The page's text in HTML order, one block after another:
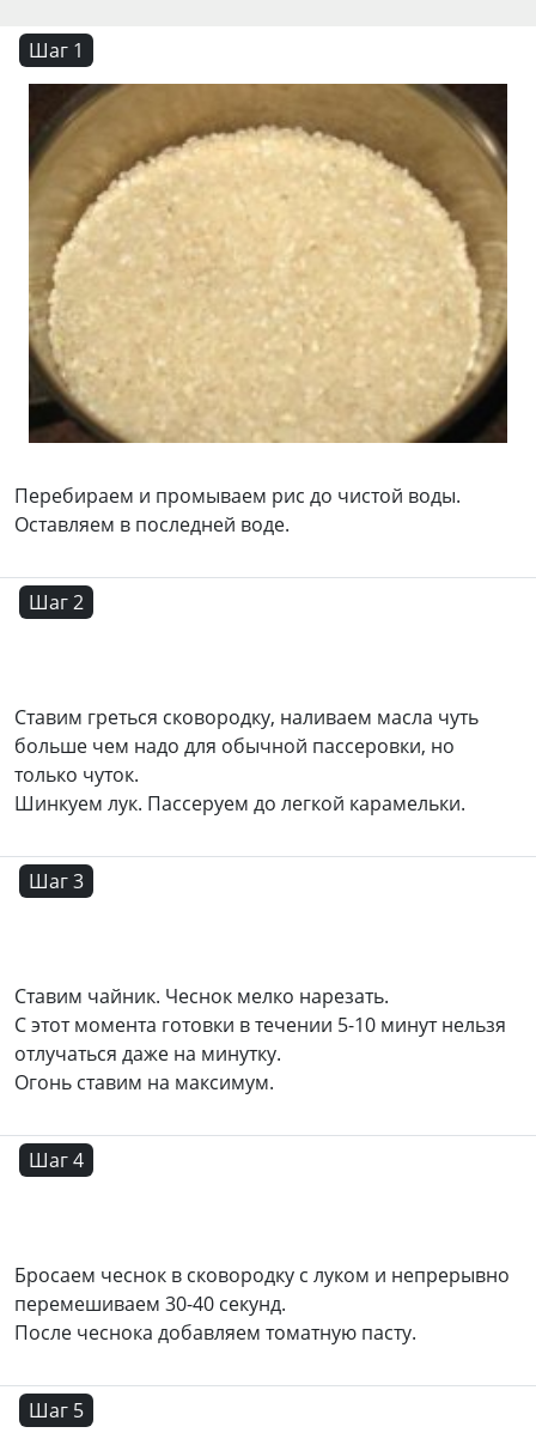
Шаг 1
Перебираем и промываем рис до чистой воды.
Оставляем в последней воде.
Шаг 2
Ставим греться сковородку, наливаем масла чуть
больше чем надо для обычной пассеровки, но
только чуток.
Шинкуем лук. Пассеруем до легкой карамельки.
Шаг 3
Ставим чайник. Чеснок мелко нарезать.
С этот момента готовки в течении 5-10 минут нельзя
отлучаться даже на минутку.
Огонь ставим на максимум.
Шаг 4
Бросаем чеснок в сковородку с луком и непрерывно
перемешиваем 30-40 секунд.
После чеснока добавляем томатную пасту.
Шаг 5